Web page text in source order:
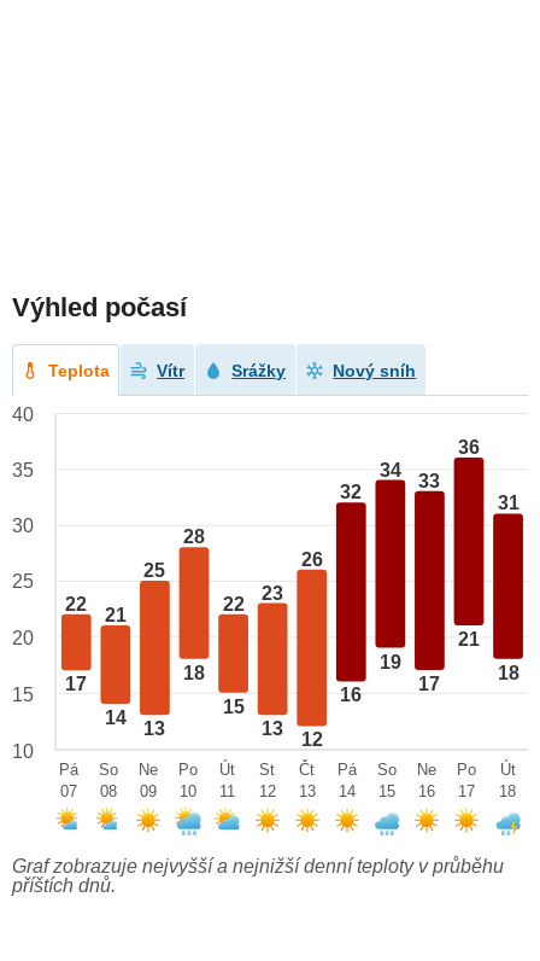
Výhled počasí
Teplota Vítr Srážky Nový sníh
22
17
21
14
25
13
28
18
22
15
23
13
26
12
32
16
34
19
33
17
36
21
31
18
40
35
30
25
20
15
10
Pá
07
So
08
Ne
09
Po
10
Út
11
St
12
Čt
13
Pá
14
So
15
Ne
16
Po
17
Út
18
Graf zobrazuje nejvyšší a nejnižší denní teploty v průběhu
příštích dnů.